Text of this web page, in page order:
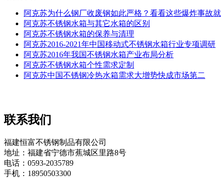
阿克苏为什么钢厂收废钢如此严格？看看这些爆炸事故
阿克苏不锈钢水箱与其它水箱的区别
阿克苏不锈钢水箱的保养与清理
阿克苏2016-2021年中国移动式不锈钢水箱行业专项调研
阿克苏2016年我国不锈钢水箱产业布局分析
阿克苏不锈钢水箱个性需求定制
阿克苏中国不锈钢冷热水箱需求大增势快成市场第二
联系我们
福建恒富不锈钢制品有限公司
地址：福建省宁德市蕉城区里路8号
电话：0593-2035789
手机：18950503300